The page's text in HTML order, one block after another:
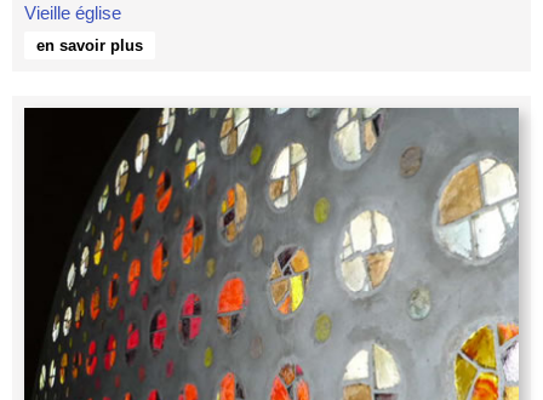
Vieille église
en savoir plus